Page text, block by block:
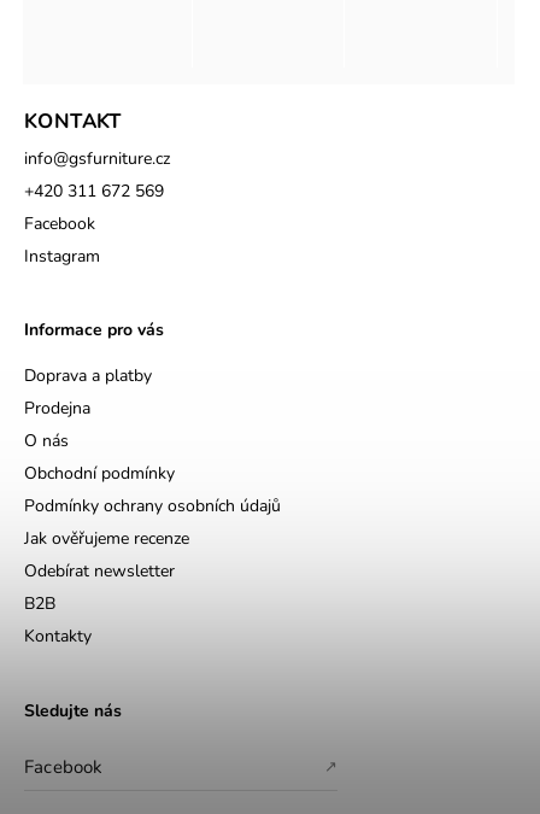
KONTAKT
info@gsfurniture.cz
+420 311 672 569
Facebook
Instagram
Informace pro vás
Doprava a platby
Prodejna
O nás
Obchodní podmínky
Podmínky ochrany osobních údajů
Jak ověřujeme recenze
Odebírat newsletter
B2B
Kontakty
Sledujte nás
Facebook ↗